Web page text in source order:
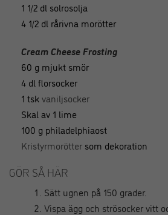
1 1/2 dl solrosolja
4 1/2 dl rårivna morötter
Cream Cheese Frosting
60 g mjukt smör
4 dl florsocker
1 tsk vaniljsocker
Skal av 1 lime
100 g philadelphiaost
Kristyrmorötter som dekoration
GÖR SÅ HÄR
Sätt ugnen på 150 grader.
Vispa ägg och strösocker vitt